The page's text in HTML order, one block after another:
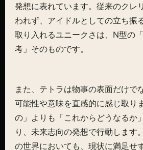
発想に表れています。従来のクレ
われず、アイドルとしての立ち振
取り入れるユニークさは、N型の
考」そのものです。
また、テトラは物事の表面だけで
可能性や意味を直感的に感じ取り
の」よりも「これからどうなるか
り、未来志向の発想で行動します
の世界においても、現状に満足せ